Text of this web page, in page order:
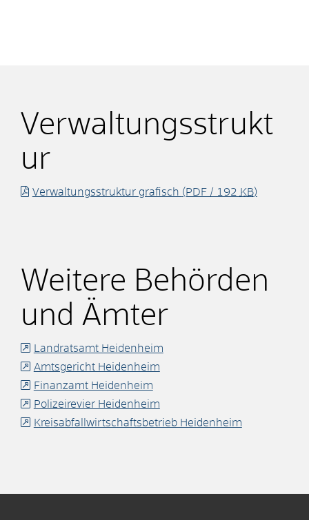
Verwaltungsstrukt
ur
Verwaltungsstruktur grafisch (PDF / 192 KB)
Weitere Behörden
und Ämter
Landratsamt Heidenheim
Amtsgericht Heidenheim
Finanzamt Heidenheim
Polizeirevier Heidenheim
Kreisabfallwirtschaftsbetrieb Heidenheim